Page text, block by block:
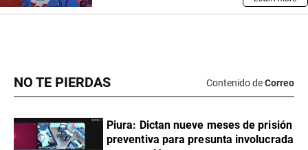
NO TE PIERDAS Contenido deCorreo
Piura: Dictan nueve meses de prisión
preventiva para presunta involucrada